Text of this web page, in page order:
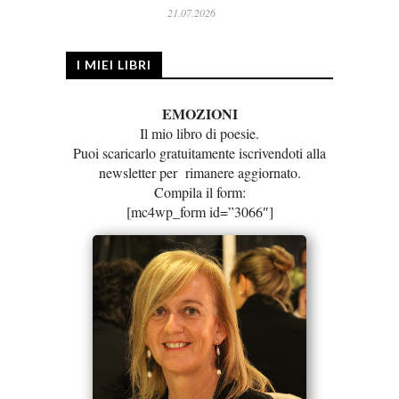
21.07.2026
I MIEI LIBRI
EMOZIONI
Il mio libro di poesie.
Puoi scaricarlo gratuitamente iscrivendoti alla
newsletter per rimanere aggiornato.
Compila il form:
[mc4wp_form id=”3066″]